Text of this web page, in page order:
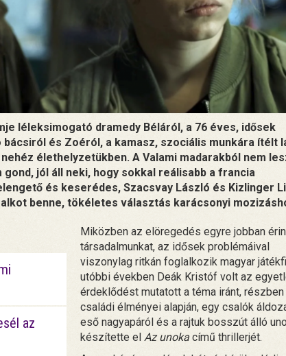
léleksimogató dramedy Béláról, a 76 éves, idősek
és Zoéról, a kamasz, szociális munkára ítélt
élethelyzetükben. A Valami madarakból nem
jól áll neki, hogy sokkal reálisabb a francia
és keserédes, Szacsvay László és Kizlinger
benne, tökéletes választás karácsonyi
az
Miközben az elöregedés egyre jobban
társadalmunkat, az idősek problémáival
viszonylag ritkán foglalkozik magyar
utóbbi években Deák Kristóf volt az
érdeklődést mutatott a téma iránt, részben
családi élményei alapján, egy csalók
eső nagyapáról és a rajtuk bosszút álló
készítette elAz unoka című thrillerjét.